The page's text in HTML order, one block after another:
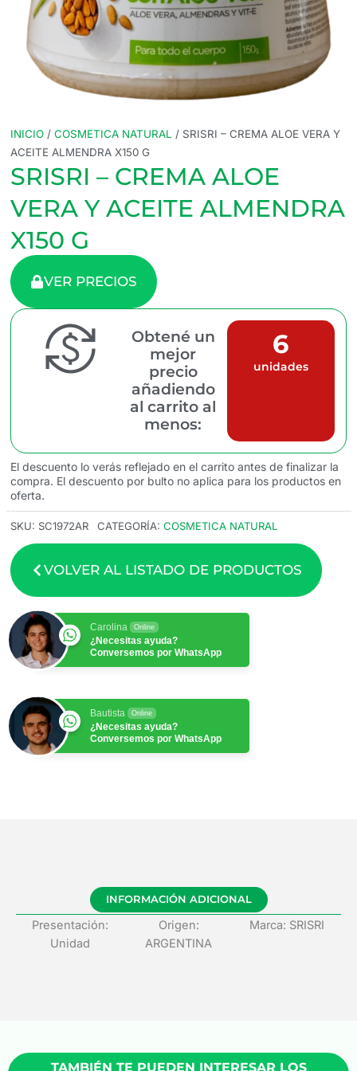
INICIO / COSMETICA NATURAL / SRISRI – CREMA ALOE VERA Y
ACEITE ALMENDRA X150 G
SRISRI – CREMA ALOE
VERA Y ACEITE ALMENDRA
X150 G
VER PRECIOS
Obtené un
mejor
precio
añadiendo
al carrito al
menos:
6
unidades
El descuento lo verás reflejado en el carrito antes de finalizar la
compra. El descuento por bulto no aplica para los productos en
oferta.
SKU: SC1972AR CATEGORÍA: COSMETICA NATURAL
VOLVER AL LISTADO DE PRODUCTOS
Carolina Online
¿Necesitas ayuda?
Conversemos por WhatsApp
Bautista Online
¿Necesitas ayuda?
Conversemos por WhatsApp
INFORMACIÓN ADICIONAL
Presentación:
Unidad
Origen:
ARGENTINA
Marca: SRISRI
TAMBIÉN TE PUEDEN INTERESAR LOS